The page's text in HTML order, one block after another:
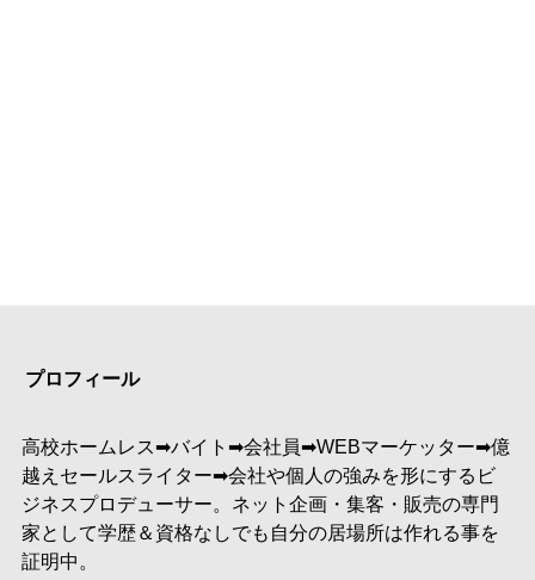
プロフィール
高校ホームレス➡︎バイト➡︎会社員➡︎WEBマーケッター➡︎億
越えセールスライター➡︎会社や個人の強みを形にするビ
ジネスプロデューサー。ネット企画・集客・販売の専門
家として学歴＆資格なしでも自分の居場所は作れる事を
証明中。